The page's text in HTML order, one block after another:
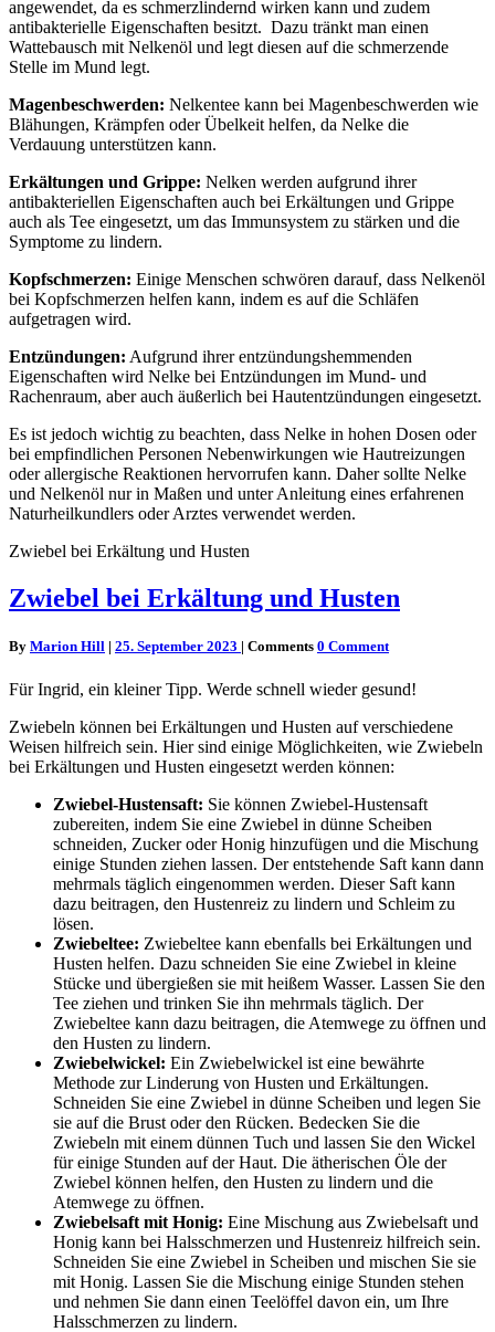
angewendet, da es schmerzlindernd wirken kann und zudem
antibakterielle Eigenschaften besitzt. Dazu tränkt man einen
Wattebausch mit Nelkenöl und legt diesen auf die schmerzende
Stelle im Mund legt.
Magenbeschwerden: Nelkentee kann bei Magenbeschwerden wie
Blähungen, Krämpfen oder Übelkeit helfen, da Nelke die
Verdauung unterstützen kann.
Erkältungen und Grippe: Nelken werden aufgrund ihrer
antibakteriellen Eigenschaften auch bei Erkältungen und Grippe
auch als Tee eingesetzt, um das Immunsystem zu stärken und die
Symptome zu lindern.
Kopfschmerzen: Einige Menschen schwören darauf, dass Nelkenöl
bei Kopfschmerzen helfen kann, indem es auf die Schläfen
aufgetragen wird.
Entzündungen: Aufgrund ihrer entzündungshemmenden
Eigenschaften wird Nelke bei Entzündungen im Mund- und
Rachenraum, aber auch äußerlich bei Hautentzündungen eingesetzt.
Es ist jedoch wichtig zu beachten, dass Nelke in hohen Dosen oder
bei empfindlichen Personen Nebenwirkungen wie Hautreizungen
oder allergische Reaktionen hervorrufen kann. Daher sollte Nelke
und Nelkenöl nur in Maßen und unter Anleitung eines erfahrenen
Naturheilkundlers oder Arztes verwendet werden.
Zwiebel bei Erkältung und Husten
Zwiebel bei Erkältung und Husten
By Marion Hill | 25. September 2023 | Comments 0 Comment
Für Ingrid, ein kleiner Tipp. Werde schnell wieder gesund!
Zwiebeln können bei Erkältungen und Husten auf verschiedene
Weisen hilfreich sein. Hier sind einige Möglichkeiten, wie Zwiebeln
bei Erkältungen und Husten eingesetzt werden können:
Zwiebel-Hustensaft: Sie können Zwiebel-Hustensaft
zubereiten, indem Sie eine Zwiebel in dünne Scheiben
schneiden, Zucker oder Honig hinzufügen und die Mischung
einige Stunden ziehen lassen. Der entstehende Saft kann dann
mehrmals täglich eingenommen werden. Dieser Saft kann
dazu beitragen, den Hustenreiz zu lindern und Schleim zu
lösen.
Zwiebeltee: Zwiebeltee kann ebenfalls bei Erkältungen und
Husten helfen. Dazu schneiden Sie eine Zwiebel in kleine
Stücke und übergießen sie mit heißem Wasser. Lassen Sie den
Tee ziehen und trinken Sie ihn mehrmals täglich. Der
Zwiebeltee kann dazu beitragen, die Atemwege zu öffnen und
den Husten zu lindern.
Zwiebelwickel: Ein Zwiebelwickel ist eine bewährte
Methode zur Linderung von Husten und Erkältungen.
Schneiden Sie eine Zwiebel in dünne Scheiben und legen Sie
sie auf die Brust oder den Rücken. Bedecken Sie die
Zwiebeln mit einem dünnen Tuch und lassen Sie den Wickel
für einige Stunden auf der Haut. Die ätherischen Öle der
Zwiebel können helfen, den Husten zu lindern und die
Atemwege zu öffnen.
Zwiebelsaft mit Honig: Eine Mischung aus Zwiebelsaft und
Honig kann bei Halsschmerzen und Hustenreiz hilfreich sein.
Schneiden Sie eine Zwiebel in Scheiben und mischen Sie sie
mit Honig. Lassen Sie die Mischung einige Stunden stehen
und nehmen Sie dann einen Teelöffel davon ein, um Ihre
Halsschmerzen zu lindern.